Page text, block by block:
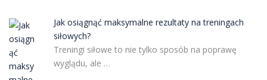
Jak osiągnąć maksymalne rezultaty na treningach
siłowych?
Treningi siłowe to nie tylko sposób na poprawę
wyglądu, ale …